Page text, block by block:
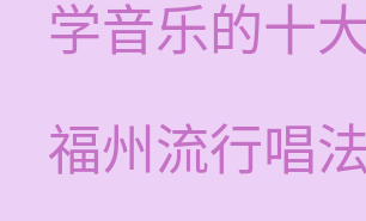
学音乐的十
福州流行唱